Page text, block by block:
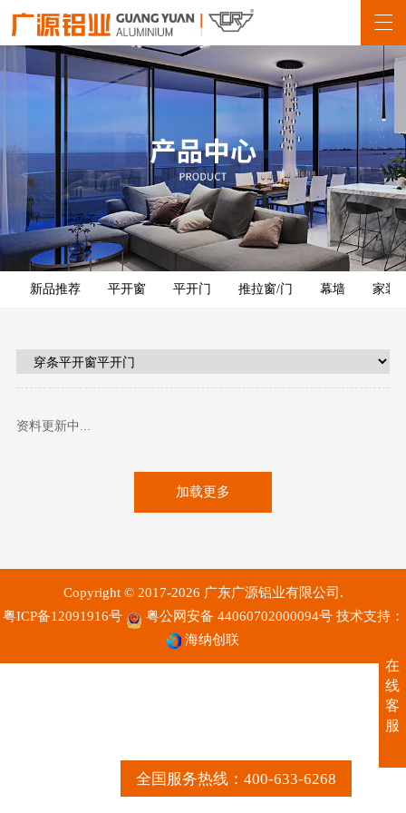
全国服务热线：400-633-6268
新品推荐 平开窗 平开门 推拉窗/门 幕墙 家装
资料更新中...
加载更多
Copyright © 2017-2026 广东广源铝业有限公司.
粤ICP备12091916号
粤公网安备 44060702000094号 技术支持：
海纳创联
在
线
客
服